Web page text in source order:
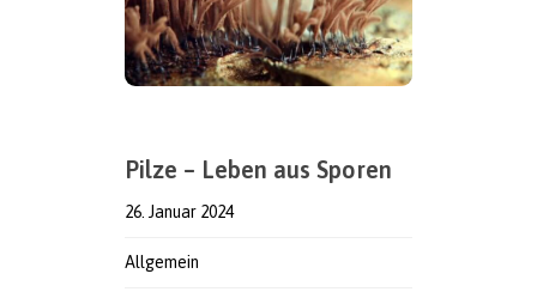
Pilze – Leben aus Sporen
26. Januar 2024
Allgemein